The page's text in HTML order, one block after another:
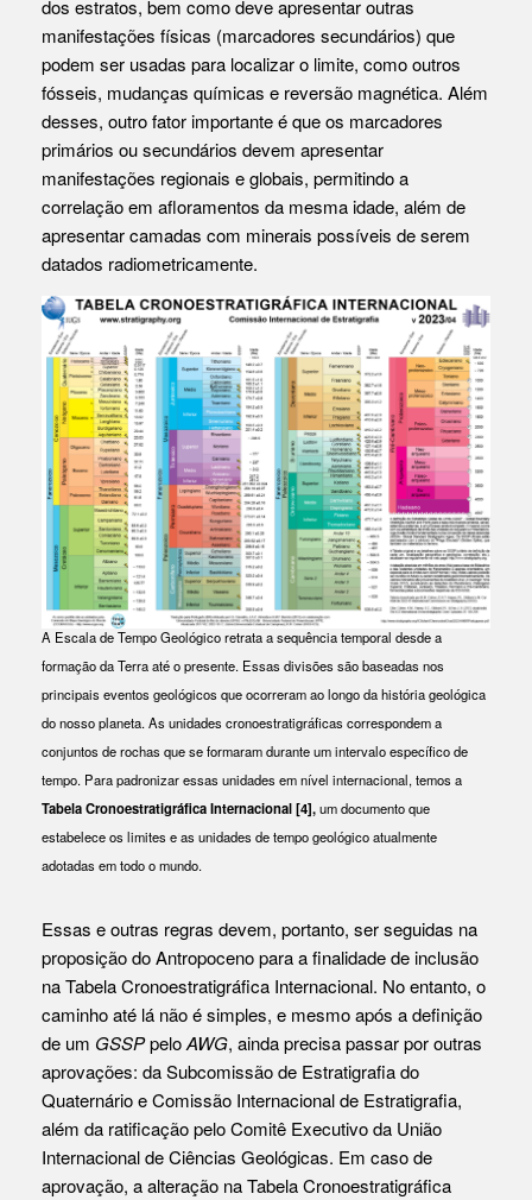
dos estratos, bem como deve apresentar outras
manifestações físicas (marcadores secundários) que
podem ser usadas para localizar o limite, como outros
fósseis, mudanças químicas e reversão magnética. Além
desses, outro fator importante é que os marcadores
primários ou secundários devem apresentar
manifestações regionais e globais, permitindo a
correlação em afloramentos da mesma idade, além de
apresentar camadas com minerais possíveis de serem
datados radiometricamente.
A Escala de Tempo Geológico retrata a sequência temporal desde a
formação da Terra até o presente. Essas divisões são baseadas nos
principais eventos geológicos que ocorreram ao longo da história geológica
do nosso planeta. As unidades cronoestratigráficas correspondem a
conjuntos de rochas que se formaram durante um intervalo específico de
tempo. Para padronizar essas unidades em nível internacional, temos a
Tabela Cronoestratigráfica Internacional[4],um documento que
estabelece os limites e as unidades de tempo geológico atualmente
adotadas em todo o mundo.
Essas e outras regras devem, portanto, ser seguidas na
proposição do Antropoceno para a finalidade de inclusão
na Tabela Cronoestratigráfica Internacional. No entanto, o
caminho até lá não é simples, e mesmo após a definição
de um GSSPpeloAWG, ainda precisa passar por outras
aprovações: da Subcomissão de Estratigrafia do
Quaternário e Comissão Internacional de Estratigrafia,
além da ratificação pelo Comitê Executivo da União
Internacional de Ciências Geológicas. Em caso de
aprovação, a alteração na Tabela Cronoestratigráfica